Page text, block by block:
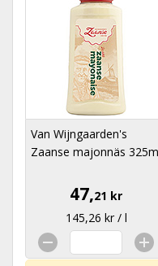
Van Wijngaarden's
Zaanse majonnäs
47,21 kr
145,26 kr / l